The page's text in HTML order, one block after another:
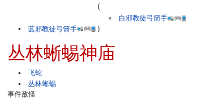
蓝邪教徒弓箭手
(
白邪教徒弓箭手
)
丛林蜥蜴神庙
飞蛇
丛林蜥蜴
事件敌怪